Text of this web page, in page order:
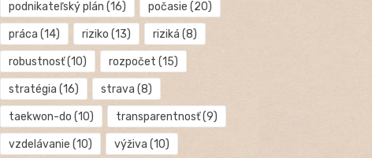
podnikateľský plán (16) počasie (20)
práca (14) riziko (13) riziká (8)
robustnosť(10) rozpočet (15)
stratégia (16) strava (8)
taekwon-do (10) transparentnosť(9)
vzdelávanie (10) výživa (10)